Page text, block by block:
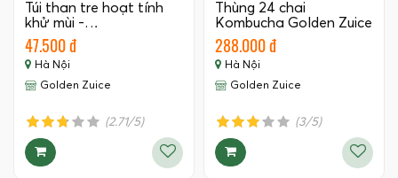
Túi than tre hoạt tính
khử mùi -…
47.500 đ
Hà Nội
Golden Zuice
(2.71/5)
Thùng 24 chai
Kombucha Golden Zuice
350 ML
288.000 đ
Hà Nội
Golden Zuice
(3/5)